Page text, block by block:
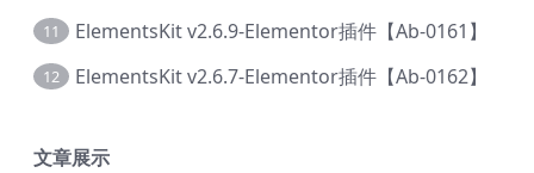
11 ElementsKit v2.6.9-Elementor插件【Ab-0161】
12 ElementsKit v2.6.7-Elementor插件【Ab-0162】
文章展示